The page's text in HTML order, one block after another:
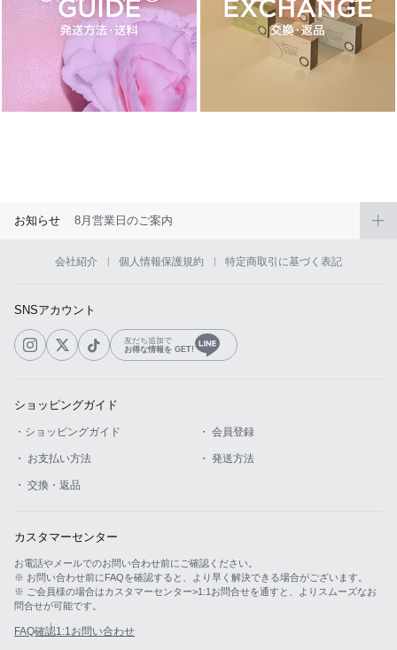
透明
乱視用
ハロウィンカラコン
ケア用品
総合掲示板
ショッピングガイド
お知らせ 8月営業日のご案内
会社紹介 個人情報保護規約 特定商取引に基づく表記
SNSアカウント
友だち追加で
お得な情報を GET!
ショッピングガイド
・ショッピングガイド ・ 会員登録
・ お支払い方法 ・ 発送方法
・ 交換・返品
カスタマーセンター
お電話やメールでのお問い合わせ前にご確認ください。
※ お問い合わせ前にFAQを確認すると、より早く解決できる場合がございます。
※ ご会員様の場合はカスタマーセンター>1:1お問合せを通すと、よりスムーズなお
問合せが可能です。
FAQ確認1:1お問い合わせ